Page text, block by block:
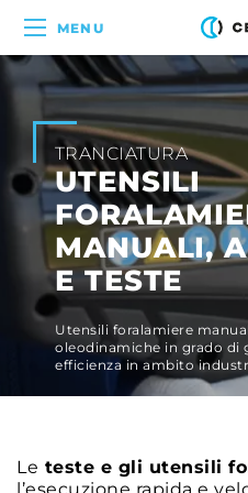
MENU
TRANCIATURA
UTENSILI
MANUALI,
E TESTE
Utensili foralamiere
oleodinamiche in grado di
efficienza in ambito
Le teste e gli utensili